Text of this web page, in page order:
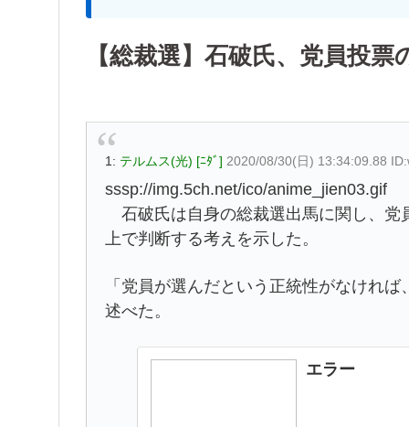
【総裁選】石破氏、党員投
1: テルムス(光) [ﾆﾀﾞ] 2020/08/30(日) 13:34:09.88
sssp://img.5ch.net/ico/anime_jien03.gif
石破氏は自身の総裁選出馬に関し、党
上で判断する考えを示した。
「党員が選んだという正統性がなけれ
述べた。
エラー